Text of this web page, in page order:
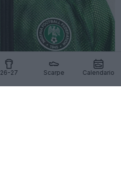
26-27 Scarpe Calendario